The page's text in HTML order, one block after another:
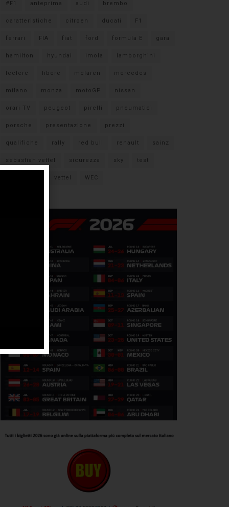
#F1 anteprima audi brembo
caratteristiche citroen ducati F1
ferrari FIA fiat ford formula E gara
hamilton hyundai imola lamborghini
leclerc libere mclaren mercedes
milano monza motoGP nissan
orari TV peugeot pirelli pneumatici
porsche presentazione prezzi
qualifiche rally red bull renault sainz
sebastian vettel sicurezza sky test
vettel WEC